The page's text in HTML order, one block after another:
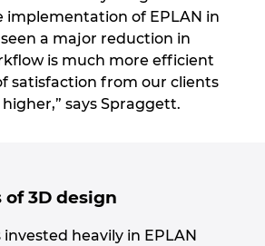
implementation of EPLAN in
seen a major reduction in
is much more efficient
satisfaction from our clients
says Spraggett.
3D design
invested heavily in EPLAN